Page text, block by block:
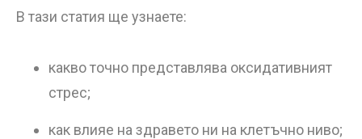
В тази статия ще узнаете:
какво точно представлява оксидативният
стрес;
как влияе на здравето ни на клетъчно ниво;